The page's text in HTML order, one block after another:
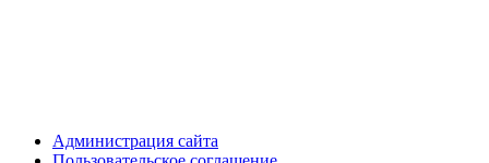
Администрация сайта